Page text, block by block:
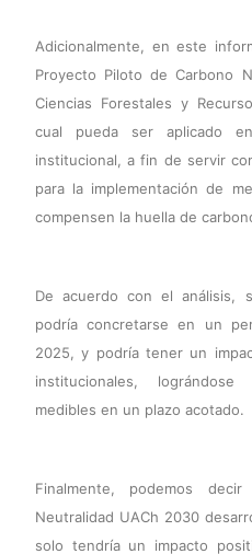
Adicionalmente, en este
Proyecto Piloto de Carbono
Ciencias Forestales y
cual pueda ser aplicado
institucional, a fin de servir
para la implementación de
compensen la huella de
De acuerdo con el análisis,
podría concretarse en un
2025, y podría tener un
institucionales,
medibles en un plazo acotado.
Finalmente, podemos
Neutralidad UACh 2030
solo tendría un impacto